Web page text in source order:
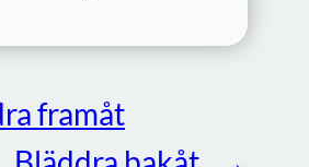
framåt